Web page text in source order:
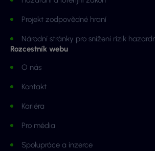
Projekt zodpovědné hraní
Národní stránky pro snížení rizik
Rozcestník webu
O nás
Kontakt
Kariéra
Pro média
Spolupráce a inzerce